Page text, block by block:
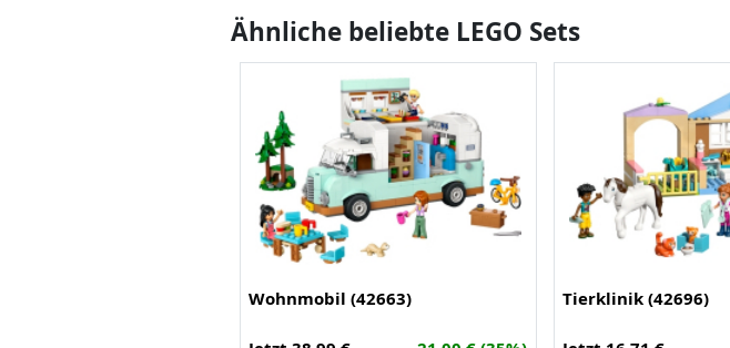
Ähnliche beliebte LEGO Sets
Wohnmobil (42663) Tierklinik (42696)